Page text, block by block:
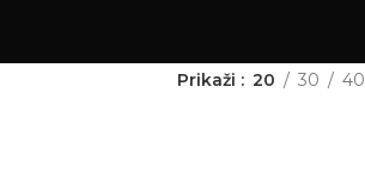
Prikaži 20 30 40